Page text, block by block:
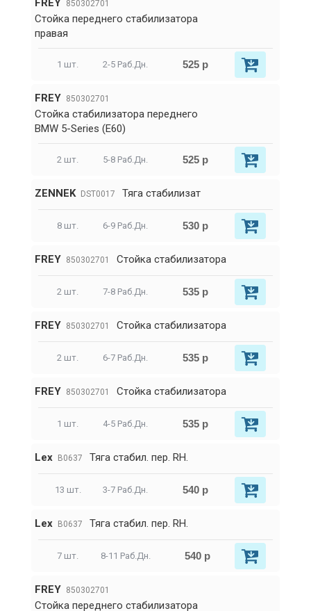
FREY 850302701
Стойка переднего стабилизатора
правая
1 шт. 2-5 Раб.Дн. 525 р
FREY 850302701
Стойка стабилизатора переднего
BMW 5-Series (E60)
2 шт. 5-8 Раб.Дн. 525 р
ZENNEK DST0017 Тяга стабилизат
8 шт. 6-9 Раб.Дн. 530 р
FREY 850302701 Стойка стабилизатора
2 шт. 7-8 Раб.Дн. 535 р
FREY 850302701 Стойка стабилизатора
2 шт. 6-7 Раб.Дн. 535 р
FREY 850302701 Стойка стабилизатора
1 шт. 4-5 Раб.Дн. 535 р
Lex B0637 Тяга стабил. пер. RH.
13 шт. 3-7 Раб.Дн. 540 р
Lex B0637 Тяга стабил. пер. RH.
7 шт. 8-11 Раб.Дн. 540 р
FREY 850302701
Стойка переднего стабилизатора